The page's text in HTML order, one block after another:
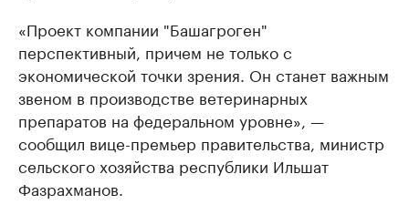
«Проект компании "Башагроген"
перспективный, причем не только с
экономической точки зрения. Он станет важным
звеном в производстве ветеринарных
препаратов на федеральном уровне», —
сообщил вице-премьер правительства, министр
сельского хозяйства республики Ильшат
Фазрахманов.